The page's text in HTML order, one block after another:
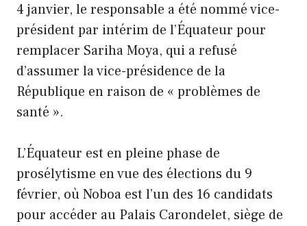
4 janvier, le responsable a été nommé vice-
président par intérim de l’Équateur pour
remplacer Sariha Moya, qui a refusé
d’assumer la vice-présidence de la
République en raison de « problèmes de
santé ».
L’Équateur est en pleine phase de
prosélytisme en vue des élections du 9
février, où Noboa est l’un des 16 candidats
pour accéder au Palais Carondelet, siège de